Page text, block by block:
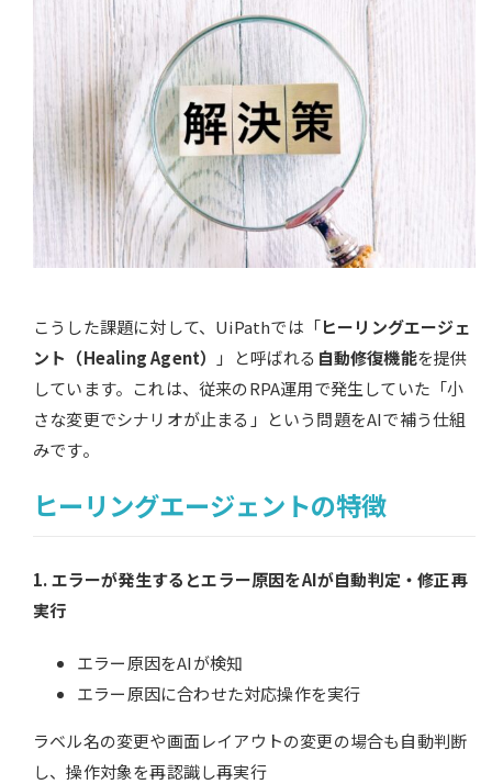
こうした課題に対して、UiPathでは「ヒーリングエージェ
ント（Healing Agent）
」と呼ばれる 自動修復機能を提供
しています。これは、従来のRPA運用で発生していた「小
さな変更でシナリオが止まる」という問題をAIで補う仕組
みです。
ヒーリングエージェントの特徴
1. エラーが発生するとエラー原因をAIが自動判定・修正再
実行
エラー原因をAIが検知
エラー原因に合わせた対応操作を実行
ラベル名の変更や画面レイアウトの変更の場合も自動判断
し、操作対象を再認識し再実行